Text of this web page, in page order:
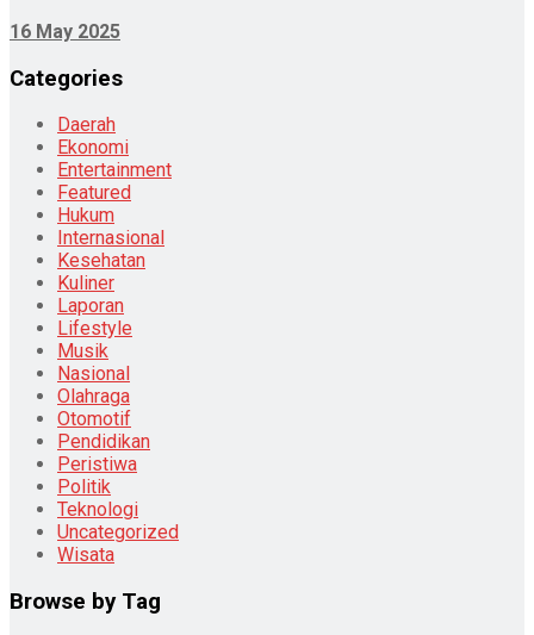
16 May 2025
Categories
Daerah
Ekonomi
Entertainment
Featured
Hukum
Internasional
Kesehatan
Kuliner
Laporan
Lifestyle
Musik
Nasional
Olahraga
Otomotif
Pendidikan
Peristiwa
Politik
Teknologi
Uncategorized
Wisata
Browse by Tag